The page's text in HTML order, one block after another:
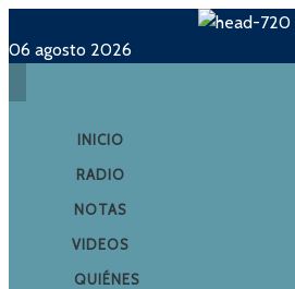
06 agosto 2026
INICIO
RADIO
NOTAS
VIDEOS
QUIÉNES